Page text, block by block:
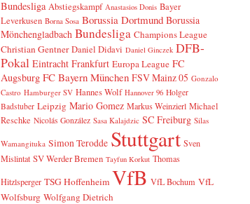
Bundesliga Abstiegskampf Anastasios Donis Bayer
Leverkusen Borna Sosa Borussia Dortmund Borussia
Mönchengladbach Bundesliga Champions League
Christian Gentner Daniel Didavi Daniel Ginczek DFB-
Pokal Eintracht Frankfurt Europa League FC
Augsburg FC Bayern München FSV Mainz 05 Gonzalo
Castro Hamburger SV Hannes Wolf Hannover 96 Holger
Badstuber Leipzig Mario Gomez Markus Weinzierl Michael
Reschke Nicolás González Sasa Kalajdzic SC Freiburg Silas
Wamangituka Simon Terodde Stuttgart Sven
Mislintat SV Werder Bremen Tayfun Korkut Thomas
Hitzlsperger TSG Hoffenheim VfB VfL Bochum VfL
Wolfsburg Wolfgang Dietrich